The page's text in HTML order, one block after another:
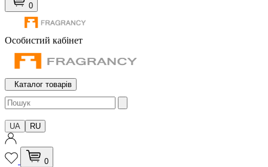
0
Особистий кабінет
Каталог товарів
UA RU
0